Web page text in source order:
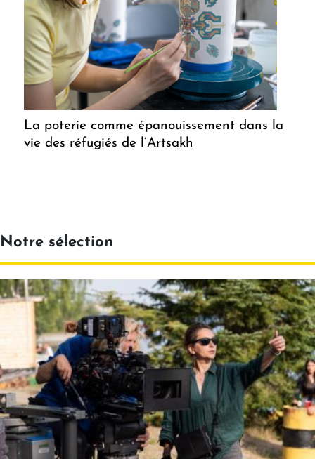
La poterie comme épanouissement dans la
vie des réfugiés de l’Artsakh
Notre sélection